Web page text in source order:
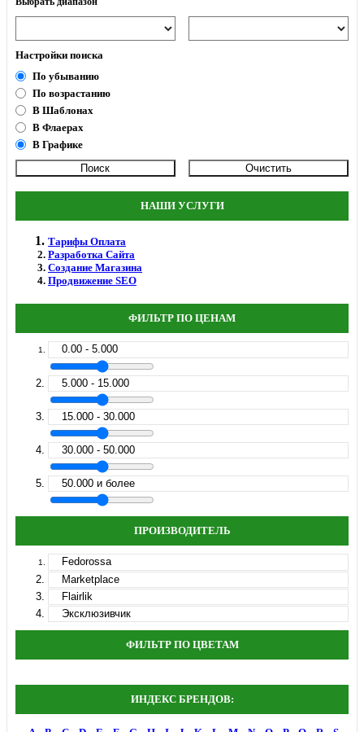
Настройки поиска
По убыванию
По возрастанию
В Шаблонах
В Флаерах
В Графике
НАШИ УСЛУГИ
Тарифы Оплата
Разработка Сайта
Создание Магазина
Продвижение SEO
ФИЛЬТР ПО ЦЕНАМ
0.00 - 5.000
5.000 - 15.000
15.000 - 30.000
30.000 - 50.000
50.000 и более
ПРОИЗВОДИТЕЛЬ
Fedorossa
Marketplace
Flairlik
Эксклюзивчик
ФИЛЬТР ПО ЦВЕТАМ
ИНДЕКС БРЕНДОВ: